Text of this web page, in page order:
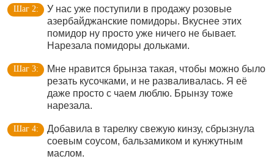
У нас уже поступили в продажу розовые
азербайджанские помидоры. Вкуснее этих
помидор ну просто уже ничего не бывает.
Нарезала помидоры дольками.
Мне нравится брынза такая, чтобы можно было
резать кусочками, и не разваливалась. Я её
даже просто с чаем люблю. Брынзу тоже
нарезала.
Добавила в тарелку свежую кинзу, сбрызнула
соевым соусом, бальзамиком и кунжутным
маслом.